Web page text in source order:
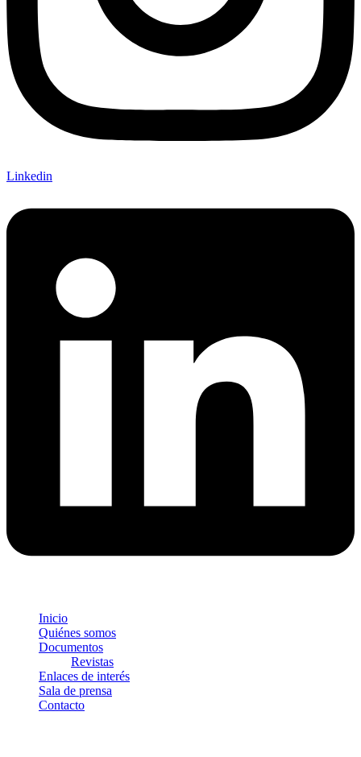
Linkedin
Inicio
Quiénes somos
Documentos
Revistas
Enlaces de interés
Sala de prensa
Contacto